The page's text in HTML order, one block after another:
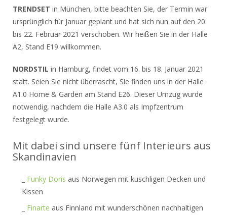
TRENDSET in München, bitte beachten Sie, der Termin war
ursprünglich für Januar geplant und hat sich nun auf den 20.
bis 22. Februar 2021 verschoben. Wir heißen Sie in der Halle
A2, Stand E19 willkommen.
NORDSTIL in Hamburg, findet vom 16. bis 18. Januar 2021
statt. Seien Sie nicht überrascht, Sie finden uns in der Halle
A1.0 Home & Garden am Stand E26. Dieser Umzug wurde
notwendig, nachdem die Halle A3.0 als Impfzentrum
festgelegt wurde.
Mit dabei sind unsere fünf Interieurs aus
Skandinavien
Funky Doris aus Norwegen mit kuschligen Decken und
Kissen
Finarte aus Finnland mit wunderschönen nachhaltigen